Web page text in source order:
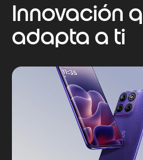
Innovación
adapta a ti